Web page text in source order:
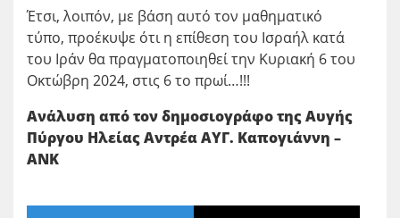
Έτσι, λοιπόν, με βάση αυτό τον μαθηματικό
τύπο, προέκυψε ότι η επίθεση του Ισραήλ κατά
του Ιράν θα πραγματοποιηθεί την Κυριακή 6 του
Οκτώβρη 2024, στις 6 το πρωί…!!!
Ανάλυση από τον δημοσιογράφο της Αυγής
Πύργου Ηλείας Αντρέα ΑΥΓ. Καπογιάννη –
ΑΝΚ